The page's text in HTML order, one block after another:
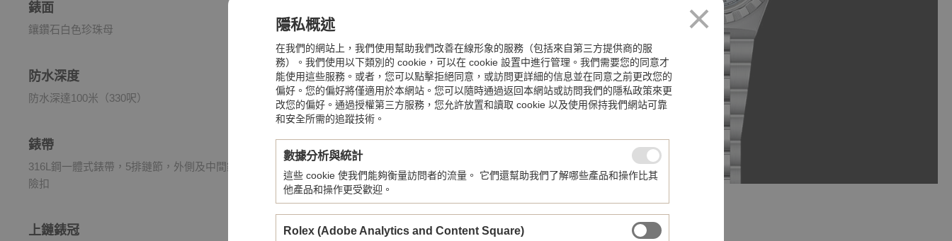
錶面
鑲鑽石白色珍珠母
防水深度
防水深達100米（330呎）
錶帶
316L鋼一體式錶帶，5排鏈節，外側及中間鏈節經磨砂處理，間隔鏈節精細磨光，配摺扣及保
險扣
上鏈錶冠
隱私概述
在我們的網站上，我們使用幫助我們改善在線形象的服務（包括來自第三方提供商的服
務）。我們使用以下類別的 cookie，可以在 cookie 設置中進行管理。我們需要您的同意才
能使用這些服務。或者，您可以點擊拒絕同意，或訪問更詳細的信息並在同意之前更改您的
偏好。您的偏好將僅適用於本網站。您可以隨時通過返回本網站或訪問我們的隱私政策來更
改您的偏好。通過授權第三方服務，您允許放置和讀取 cookie 以及使用保持我們網站可靠
和安全所需的追蹤技術。
數據分析與統計
這些 cookie 使我們能夠衡量訪問者的流量。 它們還幫助我們了解哪些產品和操作比其
他產品和操作更受歡迎。
Rolex (Adobe Analytics and Content Square)